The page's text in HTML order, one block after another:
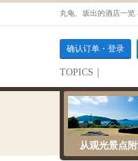
丸龟、坂出的酒店一览
确认订单・登录
TOPICS｜
伺服器
从观光景点